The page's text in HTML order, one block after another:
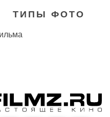
ТИПЫ ФОТО